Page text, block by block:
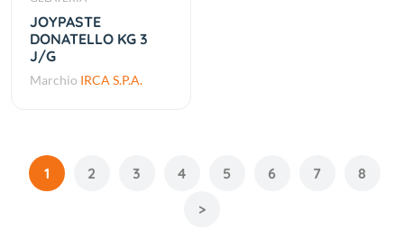
JOYPASTE
DONATELLO KG 3
J/G
Marchio IRCA S.P.A.
1 2 3 4 5 6 7
8
>